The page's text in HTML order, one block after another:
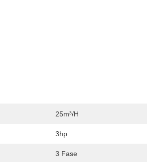
25m³/h
3hp
3 Fase